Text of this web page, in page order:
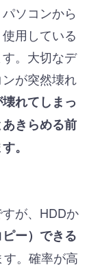
ソコンから
用している
。大切なデ
が突然壊れ
れてしまっ
きらめる前
。
が、HDDか
ー）できる
。確率が高